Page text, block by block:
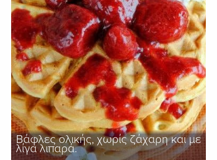
Βάφλες ολικής, χωρίς ζάχαρη και με
λίγα λιπαρά.